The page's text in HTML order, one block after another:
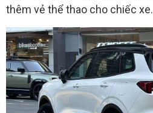
thêm vẻ thể thao cho chiếc xe.